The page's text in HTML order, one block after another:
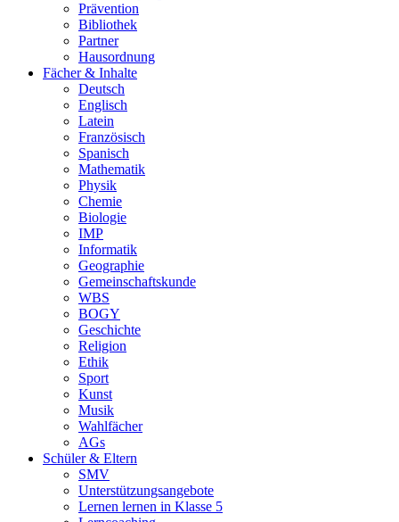
Prävention
Bibliothek
Partner
Hausordnung
Fächer & Inhalte
Deutsch
Englisch
Latein
Französisch
Spanisch
Mathematik
Physik
Chemie
Biologie
IMP
Informatik
Geographie
Gemeinschaftskunde
WBS
BOGY
Geschichte
Religion
Ethik
Sport
Kunst
Musik
Wahlfächer
AGs
Schüler & Eltern
SMV
Unterstützungsangebote
Lernen lernen in Klasse 5